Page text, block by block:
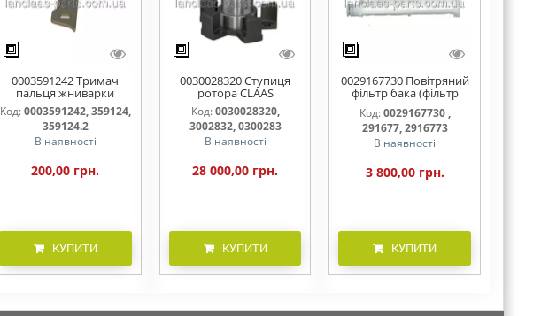
0003591242 Тримач
пальця жниварки
Код:0003591242, 359124,
359124.2
В наявності
200,00 грн.
КУПИТИ
0030028320 Ступиця
ротора CLAAS
Код: 0030028320,
3002832, 0300283
В наявності
28 000,00 грн.
КУПИТИ
0029167730 Повітряний
фільтр бака (фільтр
AdBlue)
Код:0029167730 ,
291677, 2916773
В наявності
3 800,00 грн.
КУПИТИ